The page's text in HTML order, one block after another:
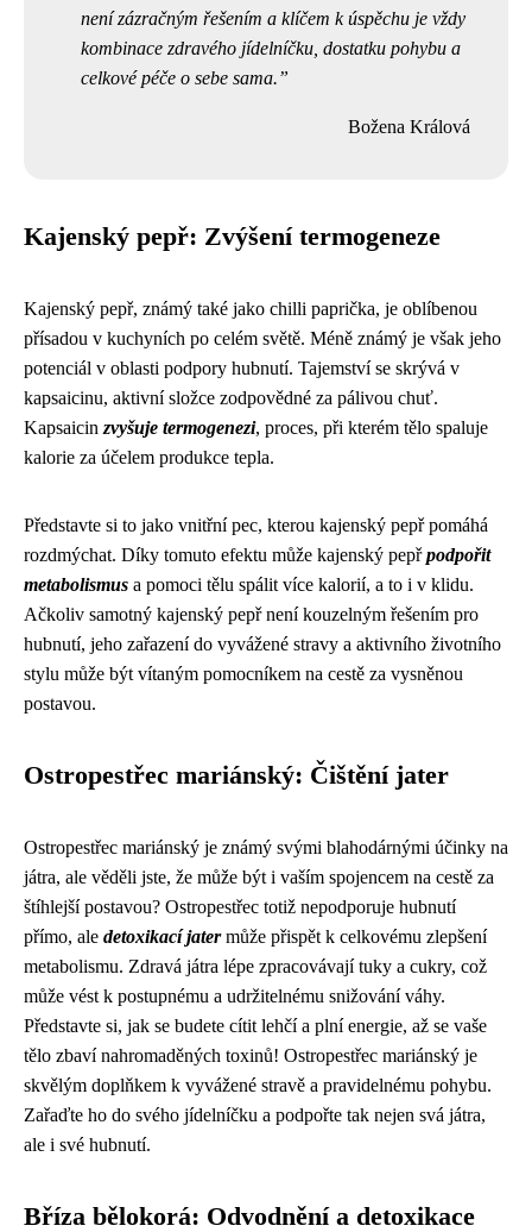
není zázračným řešením a klíčem k úspěchu je vždy
kombinace zdravého jídelníčku, dostatku pohybu a
celkové péče o sebe sama.
Božena Králová
Kajenský pepř: Zvýšení termogeneze
Kajenský pepř, známý také jako chilli paprička, je oblíbenou
přísadou v kuchyních po celém světě. Méně známý je však jeho
potenciál v oblasti podpory hubnutí. Tajemství se skrývá v
kapsaicinu, aktivní složce zodpovědné za pálivou chuť.
Kapsaicin zvyšuje termogenezi, proces, při kterém tělo spaluje
kalorie za účelem produkce tepla.
Představte si to jako vnitřní pec, kterou kajenský pepř pomáhá
rozdmýchat. Díky tomuto efektu může kajenský pepřpodpořit
metabolismus a pomoci tělu spálit více kalorií, a to i v klidu.
Ačkoliv samotný kajenský pepř není kouzelným řešením pro
hubnutí, jeho zařazení do vyvážené stravy a aktivního životního
stylu může být vítaným pomocníkem na cestě za vysněnou
postavou.
Ostropestřec mariánský: Čištění jater
Ostropestřec mariánský je známý svými blahodárnými účinky na
játra, ale věděli jste, že může být i vaším spojencem na cestě za
štíhlejší postavou? Ostropestřec totiž nepodporuje hubnutí
přímo, ale detoxikací jatermůže přispět k celkovému zlepšení
metabolismu. Zdravá játra lépe zpracovávají tuky a cukry, což
může vést k postupnému a udržitelnému snižování váhy.
Představte si, jak se budete cítit lehčí a plní energie, až se vaše
tělo zbaví nahromaděných toxinů! Ostropestřec mariánský je
skvělým doplňkem k vyvážené stravě a pravidelnému pohybu.
Zařaďte ho do svého jídelníčku a podpořte tak nejen svá játra,
ale i své hubnutí.
Bříza bělokorá: Odvodnění a detoxikace